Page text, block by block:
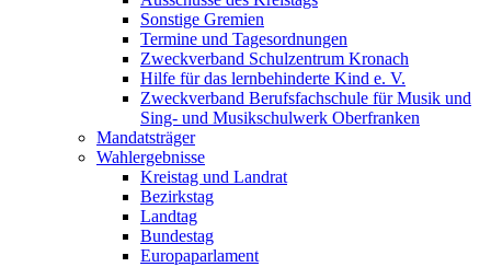
Sonstige Gremien
Termine und Tagesordnungen
Zweckverband Schulzentrum Kronach
Hilfe für das lernbehinderte Kind e. V.
Zweckverband Berufsfachschule für Musik und
Sing- und Musikschulwerk Oberfranken
Mandatsträger
Wahlergebnisse
Kreistag und Landrat
Bezirkstag
Landtag
Bundestag
Europaparlament